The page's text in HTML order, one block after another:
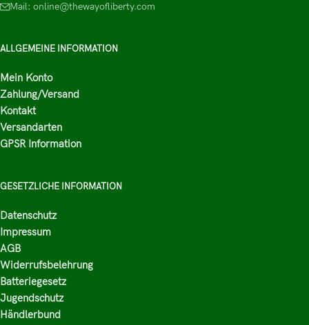
Mail: online@thewayofliberty.com
ALLGEMEINE INFORMATION
Mein Konto
Zahlung/Versand
Kontakt
Versandarten
GPSR Information
GESETZLICHE INFORMATION
Datenschutz
Impressum
AGB
Widerrufsbelehrung
Batteriegesetz
Jugendschutz
Händlerbund